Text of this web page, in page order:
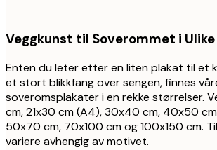
Veggkunst til Soverommet i
Enten du leter etter en liten plakat til et
et stort blikkfang over sengen, finnes
soveromsplakater i en rekke størrelser.
cm, 21x30 cm (A4), 30x40 cm, 40x50
50x70 cm, 70x100 cm og 100x150 cm.
variere avhengig av motivet.